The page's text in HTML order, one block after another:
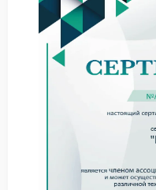
Каждый случай
подходе специалистов.
Когда
Если кофемашина
даже после
ремонт Hurakan.
определяют точную
необходимые работы